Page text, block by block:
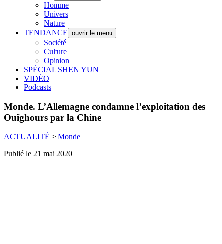
Homme
Univers
Nature
TENDANCE ouvrir le menu
Société
Culture
Opinion
SPÉCIAL SHEN YUN
VIDÉO
Podcasts
Monde. L’Allemagne condamne l’exploitation des
Ouïghours par la Chine
ACTUALITÉ > Monde
Publié le 21 mai 2020